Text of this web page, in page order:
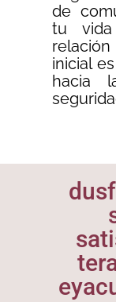
de
tu
inicial
hacia